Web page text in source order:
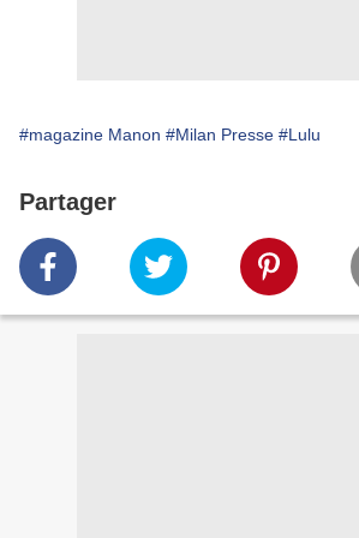
#magazine Manon #Milan Presse #Lulu
Partager